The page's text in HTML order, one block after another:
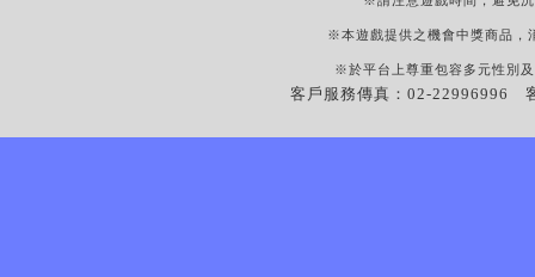
※本遊戲提供之機會中獎商品，
※於平台上尊重包容多元性別
客戶服務傳真：02-22996996